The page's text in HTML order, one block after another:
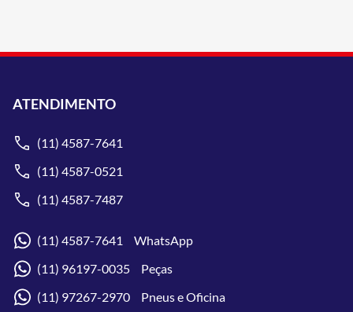
ATENDIMENTO
(11) 4587-7641
(11) 4587-0521
(11) 4587-7487
(11) 4587-7641 WhatsApp
(11) 96197-0035 Peças
(11) 97267-2970 Pneus e Oficina